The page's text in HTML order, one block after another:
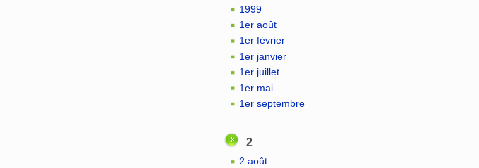
1999
1er août
1er février
1er janvier
1er juillet
1er mai
1er septembre
2
2 août